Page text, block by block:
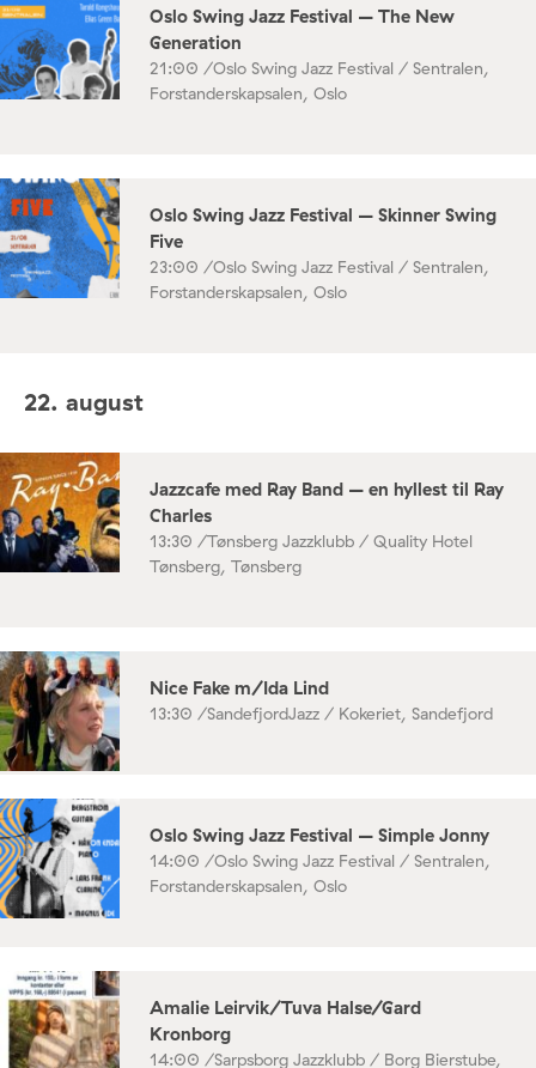
Oslo Swing Jazz Festival – The New
Generation
21:00 /Oslo Swing Jazz Festival / Sentralen,
Forstanderskapsalen, Oslo
Oslo Swing Jazz Festival – Skinner Swing
Five
23:00 /Oslo Swing Jazz Festival / Sentralen,
Forstanderskapsalen, Oslo
22. august
Jazzcafe med Ray Band – en hyllest til Ray
Charles
13:30 /Tønsberg Jazzklubb / Quality Hotel
Tønsberg, Tønsberg
Nice Fake m/Ida Lind
13:30 /SandefjordJazz / Kokeriet, Sandefjord
Oslo Swing Jazz Festival – Simple Jonny
14:00 /Oslo Swing Jazz Festival / Sentralen,
Forstanderskapsalen, Oslo
Amalie Leirvik/Tuva Halse/Gard
Kronborg
14:00 /Sarpsborg Jazzklubb / Borg Bierstube,